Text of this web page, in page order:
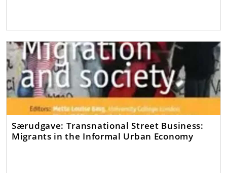
Særudgave: Transnational Street Business:
Migrants in the Informal Urban Economy